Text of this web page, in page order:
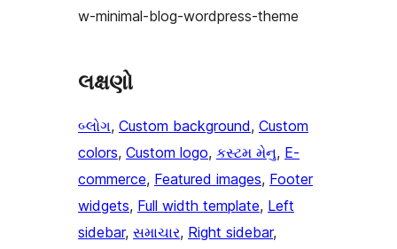
w-minimal-blog-wordpress-theme
લક્ષણો
બ્લોગ, Custom background, Custom
colors, Custom logo, કસ્ટમ મેનુ, E-
commerce, Featured images, Footer
widgets, Full width template, Left
sidebar, સમાચાર, Right sidebar